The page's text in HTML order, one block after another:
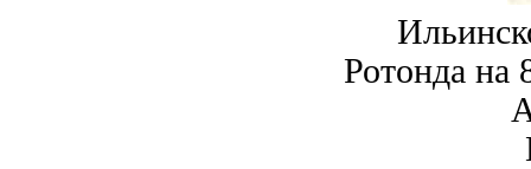
Ротонда на